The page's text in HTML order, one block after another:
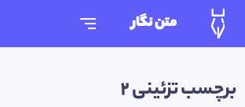
متن نگار
برچسب تزئینی ٢